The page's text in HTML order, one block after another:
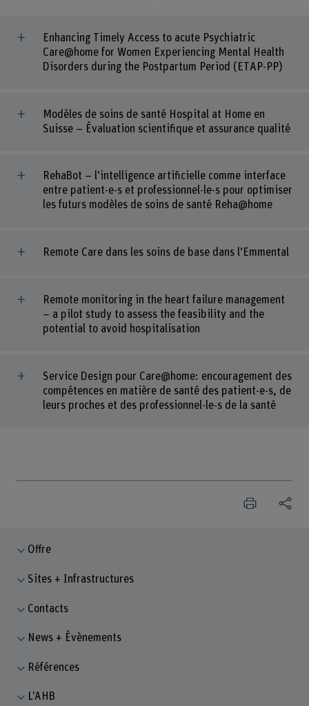
Enhancing Timely Access to acute Psychiatric
Care@home for Women Experiencing Mental Health
Disorders during the Postpartum Period (ETAP-PP)
Modèles de soins de santé Hospital at Home en
Suisse – Évaluation scientifique et assurance qualité
RehaBot – l’intelligence artificielle comme interface
entre patient-e-s et professionnel-le-s pour optimiser
les futurs modèles de soins de santé Reha@home
Remote Care dans les soins de base dans l’Emmental
Remote monitoring in the heart failure management
– a pilot study to assess the feasibility and the
potential to avoid hospitalisation
Service Design pour Care@home: encouragement des
compétences en matière de santé des patient-e-s, de
leurs proches et des professionnel-le-s de la santé
Offre
Sites + Infrastructures
Contacts
News + Évènements
Références
L'AHB